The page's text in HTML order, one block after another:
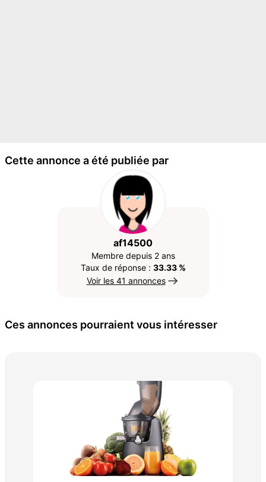
Cette annonce a été publiée par
af14500
Membre depuis 2 ans
Taux de réponse : 33.33 %
Voir les 41 annonces
Ces annonces pourraient vous intéresser